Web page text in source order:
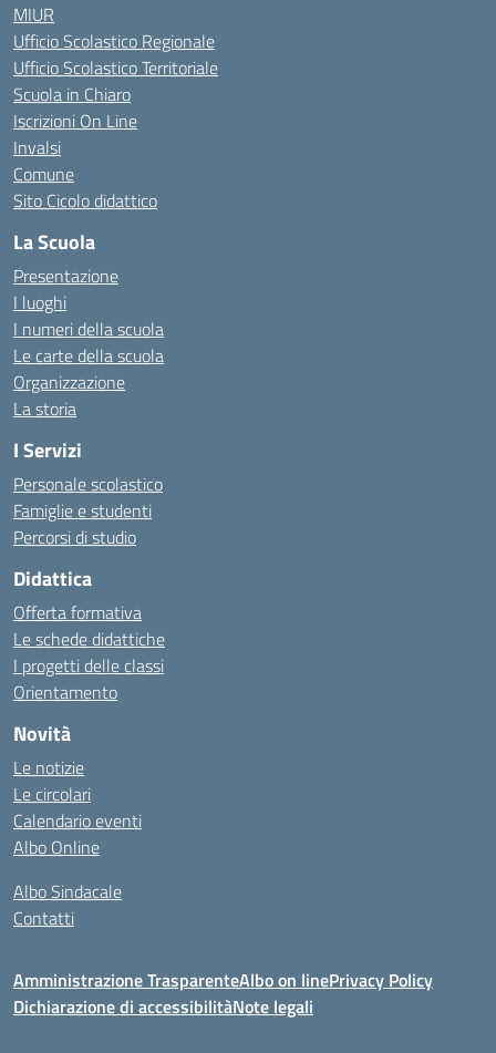
MIUR
Ufficio Scolastico Regionale
Ufficio Scolastico Territoriale
Scuola in Chiaro
Iscrizioni On Line
Invalsi
Comune
Sito Cicolo didattico
La Scuola
Presentazione
I luoghi
I numeri della scuola
Le carte della scuola
Organizzazione
La storia
I Servizi
Personale scolastico
Famiglie e studenti
Percorsi di studio
Didattica
Offerta formativa
Le schede didattiche
I progetti delle classi
Orientamento
Novità
Le notizie
Le circolari
Calendario eventi
Albo Online
Albo Sindacale
Contatti
Amministrazione TrasparenteAlbo on linePrivacy Policy
Dichiarazione di accessibilitàNote legali